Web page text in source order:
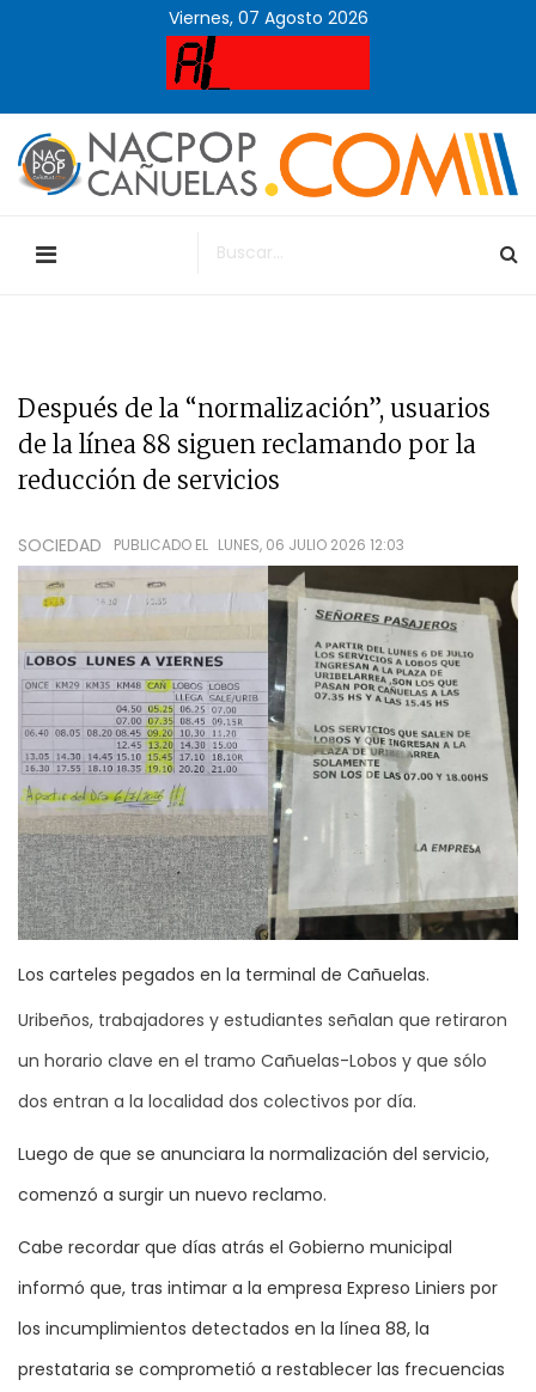
Viernes, 07 Agosto 2026
Después de la “normalización”, usuarios
de la línea 88 siguen reclamando por la
reducción de servicios
SOCIEDAD PUBLICADO EL LUNES, 06 JULIO 2026 12:03
Los carteles pegados en la terminal de Cañuelas.
Uribeños, trabajadores y estudiantes señalan que retiraron
un horario clave en el tramo Cañuelas-Lobos y que sólo
dos entran a la localidad dos colectivos por día.
Luego de que se anunciara la normalización del servicio,
comenzó a surgir un nuevo reclamo.
Cabe recordar que días atrás el Gobierno municipal
informó que, tras intimar a la empresa Expreso Liniers por
los incumplimientos detectados en la línea 88, la
prestataria se comprometió a restablecer las frecuencias